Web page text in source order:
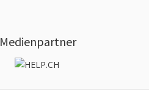
Medienpartner